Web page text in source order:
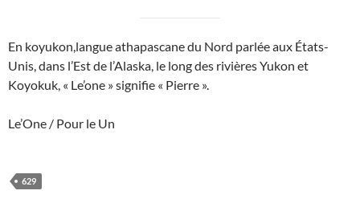
En koyukon,langue athapascane du Nord parlée aux États-
Unis, dans l’Est de l’Alaska, le long des rivières Yukon et
Koyokuk, « Le’one » signifie « Pierre ».
Le’One / Pour le Un
629